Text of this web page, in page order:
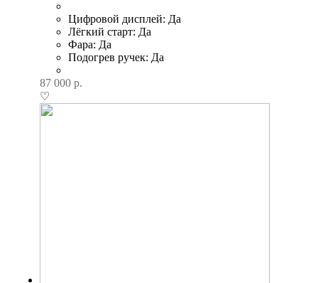
Цифровой дисплей: Да
Лёгкий старт: Да
Фара: Да
Подогрев ручек: Да
87 000р.
♡